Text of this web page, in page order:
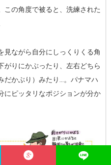
この角度で被ると、洗練された
見ながら自分にしっくりくる角
がりにかぶったり、左右どちら
だかぶり）みたり…。パナマハ
にピッタリなポジションが分か